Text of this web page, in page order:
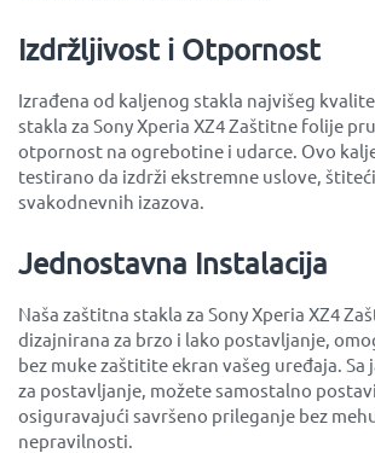
Izdržljivost i Otpornost
Izrađena od kaljenog stakla najvišeg
stakla za Sony Xperia XZ4 Zaštitne folije
otpornost na ogrebotine i udarce. Ovo
testirano da izdrži ekstremne uslove,
svakodnevnih izazova.
Jednostavna Instalacija
Naša zaštitna stakla za Sony Xperia XZ4
dizajnirana za brzo i lako postavljanje,
bez muke zaštitite ekran vašeg uređaja.
za postavljanje, možete samostalno
osiguravajući savršeno prileganje bez
nepravilnosti.